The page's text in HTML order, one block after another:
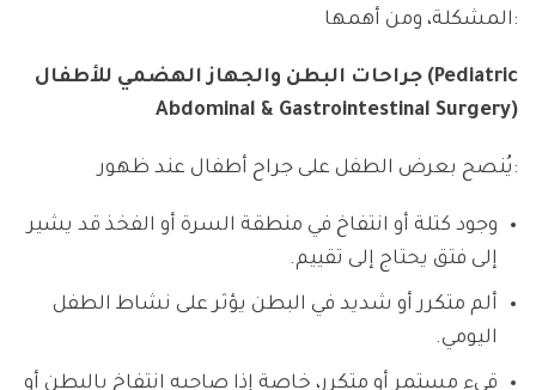
المشكلة، ومن أهمها:
جراحات البطن والجهاز الهضمي للأطفال (Pediatric
Abdominal & Gastrointestinal Surgery)
يُنصح بعرض الطفل على جراح أطفال عند ظهور:
وجود كتلة أو انتفاخ في منطقة السرة أو الفخذ قد يشير
إلى فتق يحتاج إلى تقييم.
ألم متكرر أو شديد في البطن يؤثر على نشاط الطفل
اليومي.
قيء مستمر أو متكرر، خاصة إذا صاحبه انتفاخ بالبطن أو